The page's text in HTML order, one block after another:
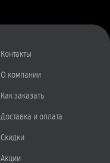
Контакты
О компании
Как заказать
Доставка и оплата
Скидки
Акции